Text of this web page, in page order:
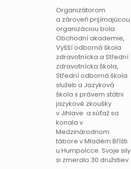
Organizátorom
a zároveň prijímajúcou
organizáciou bola
Obchodní akademie,
Vyšší odborná škola
zdravotnícka a Střední
zdravotnícka škola,
Střední odborná škola
služeb a Jazyková
škola s právem státni
jazykové zkoušky
v Jihlave a súťaž sa
konala v
Medzinárodnom
tábore v Mladém Bříšti
u Humpolcce. Svoje sily
si zmeralo 30 družstiev.